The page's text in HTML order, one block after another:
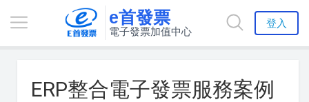
e首發票
電子發票加值中心
登入
ERP整合電子發票服務案例